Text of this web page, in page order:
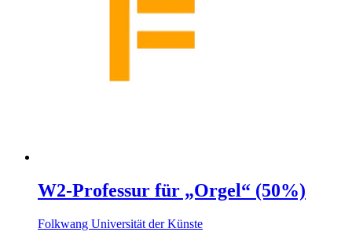
W2-Professur für „Orgel“ (50%)
Folkwang Universität der Künste